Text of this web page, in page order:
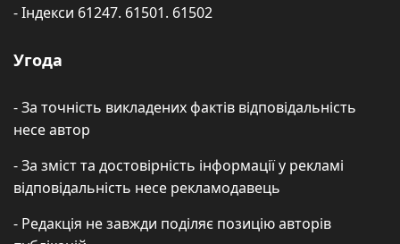
- Індекси 61247. 61501. 61502
Угода
- За точність викладених фактів відповідальність
несе автор
- За зміст та достовірність інформації у рекламі
відповідальність несе рекламодавець
- Редакція не завжди поділяє позицію авторів